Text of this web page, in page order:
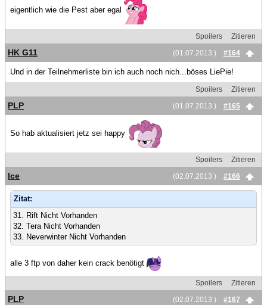
eigentlich wie die Pest aber egal
Spoilers
Zitieren
(01.07.2013 )
#164
HK G11
Und in der Teilnehmerliste bin ich auch noch nich...böses LiePie!
Spoilers
Zitieren
(01.07.2013 )
#165
PLP
So hab aktualisiert jetz sei happy
Spoilers
Zitieren
(02.07.2013 )
#166
Ice
Zitat:
31. Rift Nicht Vorhanden
32. Tera Nicht Vorhanden
33. Neverwinter Nicht Vorhanden
alle 3 ftp von daher kein crack benötigt
Spoilers
Zitieren
(02.07.2013 )
#167
PLP